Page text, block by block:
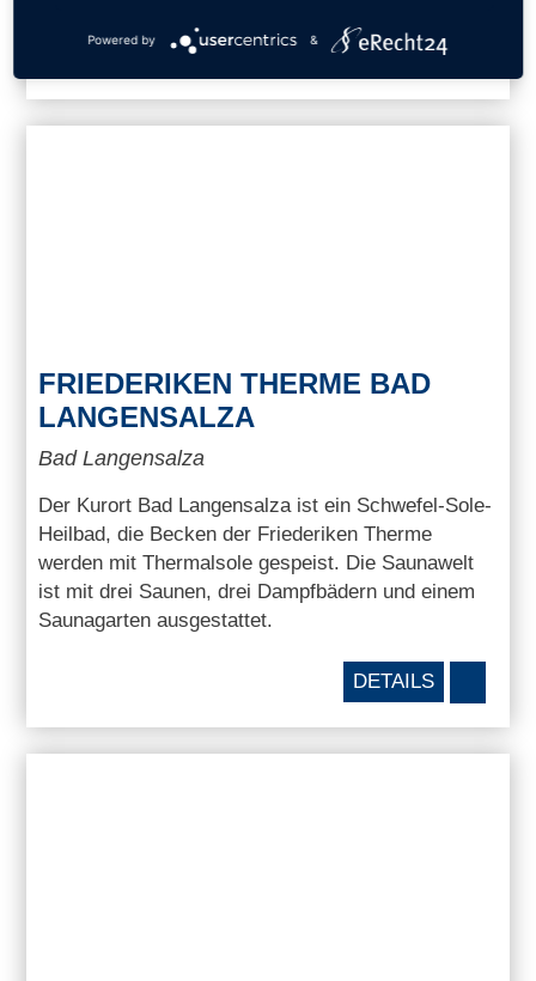
DETAILS
FRIEDERIKEN THERME BAD
LANGENSALZA
Bad Langensalza
Der Kurort Bad Langensalza ist ein Schwefel-Sole-
Heilbad, die Becken der Friederiken Therme
werden mit Thermalsole gespeist. Die Saunawelt
ist mit drei Saunen, drei Dampfbädern und einem
Saunagarten ausgestattet.
DETAILS
Powered by &